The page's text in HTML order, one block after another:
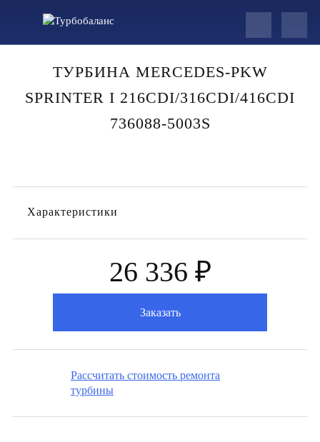
ТУРБИНА MERCEDES-PKW
SPRINTER I 216CDI/316CDI/416CDI
736088-5003S
Характеристики
26 336 ₽
Заказать
Рассчитать стоимость ремонта
турбины